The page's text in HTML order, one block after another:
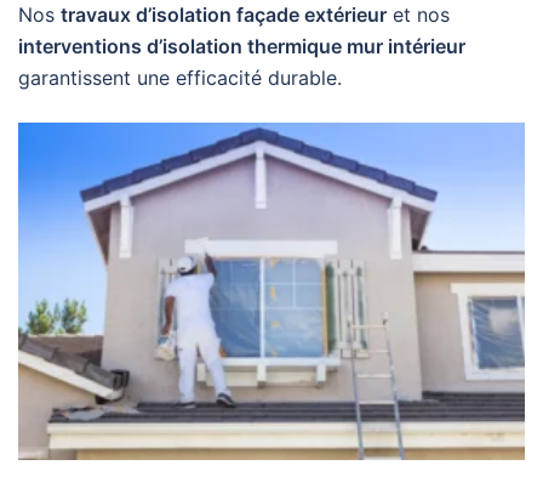
Nos travaux d’isolation façade extérieur et nos
interventions d’isolation thermique mur intérieur
garantissent une efficacité durable.